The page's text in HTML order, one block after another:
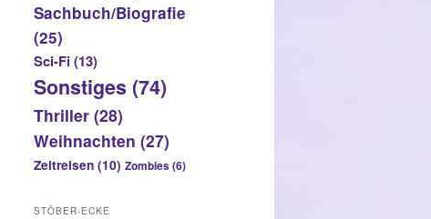
Sachbuch/Biografie
(25)
Sci-Fi (13)
Sonstiges (74)
Thriller (28)
Weihnachten (27)
Zeitreisen (10) Zombies(6)
STÖBER-ECKE